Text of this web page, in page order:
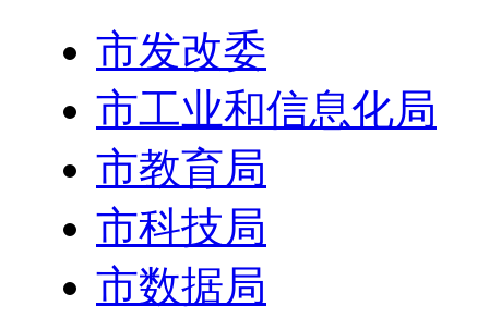
市发改委
市工业和信息化局
市教育局
市科技局
市数据局